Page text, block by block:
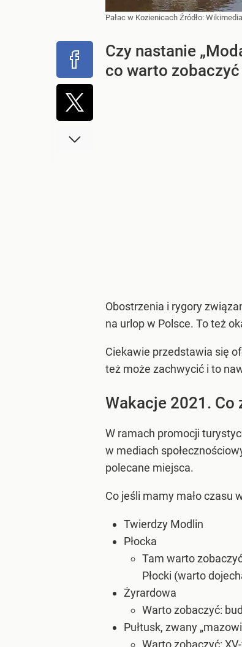
Pałac w Kozienicach Źródło:
Czy nastanie
co warto
Obostrzenia i rygory
na urlop w Polsce. To też
Ciekawie przedstawia się
też może zachwycić i to
Wakacje 2021.
W ramach promocji
w mediach
polecane miejsca.
Co jeśli mamy mało czasu
Twierdzy Modlin
Płocka
Tam warto
Płocki (warto
Żyrardowa
Warto zobaczyć:
Pułtusk, zwany
Warto zobaczyć: